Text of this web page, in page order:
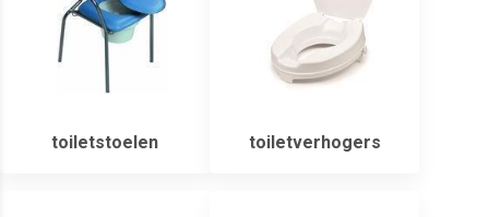
toiletstoelen toiletverhogers